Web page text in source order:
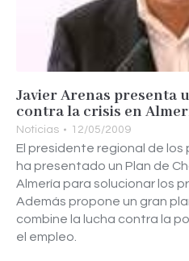
Javier Arenas presenta
contra la crisis en
Noticias 12/05/2009
El presidente regional de los
ha presentado un Plan de
Almería para solucionar los
Además propone un gran
combine la lucha contra la
el empleo.